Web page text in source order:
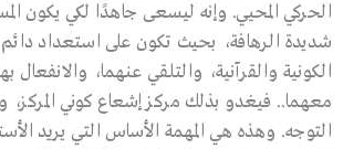
الحركي المحيي. وإنه ليسعى جاهدًا لكي يكون
شديدة الرهافة، بحيث تكون على استعداد دائم
الكونية والقرآنية، والتلقي عنهما، والانفعال
معهما.. فيغدو بذلك مركز إشعاع كوني المركز،
التوجه. وهذه هي المهمة الأساس التي يريد